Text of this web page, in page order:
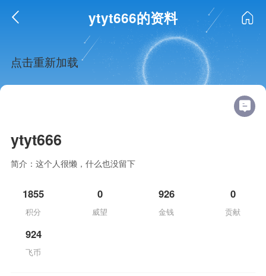
ytyt666的资料
点击重新加载
ytyt666
简介：这个人很懒，什么也没留下
1855
积分
0
威望
926
金钱
0
贡献
924
飞币